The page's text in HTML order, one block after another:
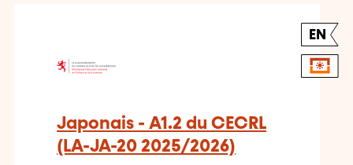
EN
Japonais - A1.2 du CECRL
(LA-JA-20 2025/2026)